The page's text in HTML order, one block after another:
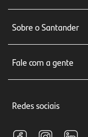
Seguros
Crédito e
Investimentos
Sobre o Santander
Fale com a gente
Central de
S.A.C
Redes sociais